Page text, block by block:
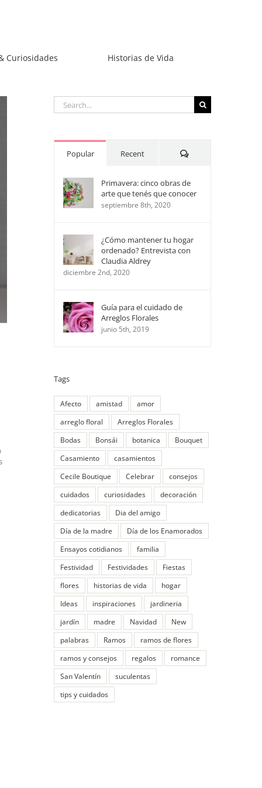
Curiosidades Historias de Vida
Search
for:
Popular Recent Comments
Primavera: cinco obras de
arte que tenés que conocer
septiembre 8th, 2020
¿Cómo mantener tu hogar
ordenado? Entrevista con
Claudia Aldrey
diciembre 2nd, 2020
Guía para el cuidado de
Arreglos Florales
junio 5th, 2019
Tags
Afecto amistad
amor
arreglo floral
Arreglos Florales
Bodas
Bonsái botanica
Bouquet
Casamiento
casamientos
Cecile Boutique
Celebrar
consejos
cuidados
curiosidades
decoración
dedicatorias
Dia del amigo
Día de la madre
Día de los Enamorados
Ensayos cotidianos
familia
Festividad
Festividades
Fiestas
flores
historias de vida
hogar
Ideas
inspiraciones
jardineria
jardín
madre Navidad
New
palabras
Ramos
ramos de flores
ramos y consejos
regalos
romance
San Valentín
suculentas
tips y cuidados